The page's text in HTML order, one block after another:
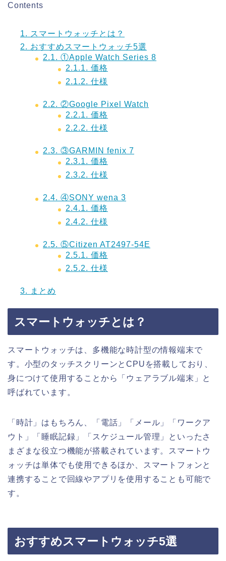
Contents
1. スマートウォッチとは？
2. おすすめスマートウォッチ5選
2.1. ①Apple Watch Series 8
2.1.1. 価格
2.1.2. 仕様
2.2. ②Google Pixel Watch
2.2.1. 価格
2.2.2. 仕様
2.3. ③GARMIN fenix 7
2.3.1. 価格
2.3.2. 仕様
2.4. ④SONY wena 3
2.4.1. 価格
2.4.2. 仕様
2.5. ⑤Citizen AT2497-54E
2.5.1. 価格
2.5.2. 仕様
3. まとめ
スマートウォッチとは？
スマートウォッチは、多機能な時計型の情報端末で
す。小型のタッチスクリーンとCPUを搭載しており、
身につけて使用することから「ウェアラブル端末」と
呼ばれています。
「時計」はもちろん、「電話」「メール」「ワークア
ウト」「睡眠記録」「スケジュール管理」といったさ
まざまな役立つ機能が搭載されています。スマートウ
ォッチは単体でも使用できるほか、スマートフォンと
連携することで回線やアプリを使用することも可能で
す。
おすすめスマートウォッチ5選